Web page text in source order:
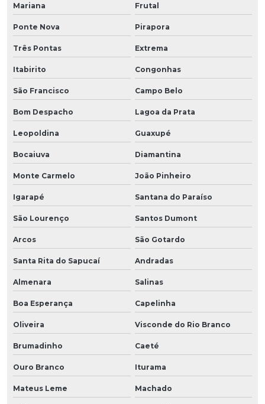
Mariana Frutal
Ponte Nova Pirapora
Três Pontas Extrema
Itabirito Congonhas
São Francisco Campo Belo
Bom Despacho Lagoa da Prata
Leopoldina Guaxupé
Bocaiuva Diamantina
Monte Carmelo João Pinheiro
Igarapé Santana do Paraíso
São Lourenço Santos Dumont
Arcos São Gotardo
Santa Rita do Sapucaí Andradas
Almenara Salinas
Boa Esperança Capelinha
Oliveira Visconde do Rio Branco
Brumadinho Caeté
Ouro Branco Iturama
Mateus Leme Machado